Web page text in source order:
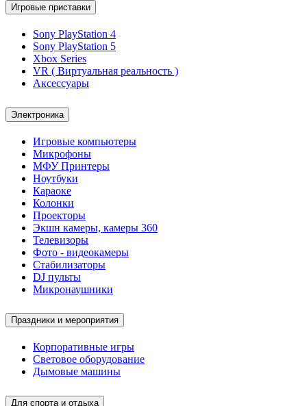
Игровые приставки
Sony PlayStation 4
Sony PlayStation 5
Xbox Series
VR ( Виртуальная реальность )
Аксессуары
Электроника
Игровые компьютеры
Микрофоны
МФУ Принтеры
Ноутбуки
Караоке
Колонки
Проекторы
Экшн камеры, камеры 360
Телевизоры
Фото - видеокамеры
Стабилизаторы
DJ пульты
Микронаушники
Праздники и мероприятия
Корпоративные игры
Световое оборудование
Дымовые машины
Для спорта и отдыха